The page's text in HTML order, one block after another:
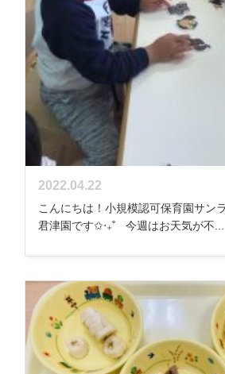
2022.04.22
こんにちは！小規模認可保育園サン
君津園です✩‧₊˚ 今週はお天気が不...